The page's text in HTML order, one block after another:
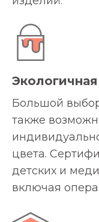
Большой
также
цвета.
детских и
включая